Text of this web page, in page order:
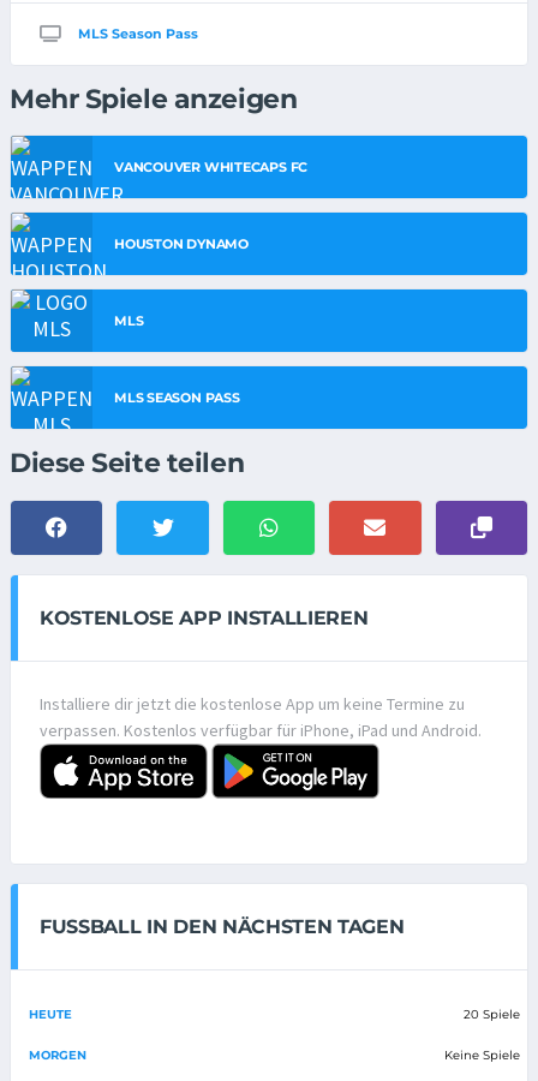
MLS Season Pass
Mehr Spiele anzeigen
VANCOUVER WHITECAPS FC
HOUSTON DYNAMO
MLS
MLS SEASON PASS
Diese Seite teilen
KOSTENLOSE APP INSTALLIEREN
Installiere dir jetzt die kostenlose App um keine Termine zu
verpassen. Kostenlos verfügbar für iPhone, iPad und Android.
FUSSBALL IN DEN NÄCHSTEN TAGEN
HEUTE 20 Spiele
MORGEN Keine Spiele